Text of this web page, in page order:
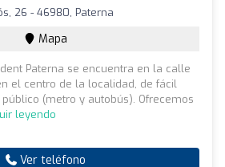
26 - 46980, Paterna
Mapa
Paterna se encuentra en la calle
el centro de la localidad, de fácil
(metro y autobús). Ofrecemos
leyendo
Ver teléfono